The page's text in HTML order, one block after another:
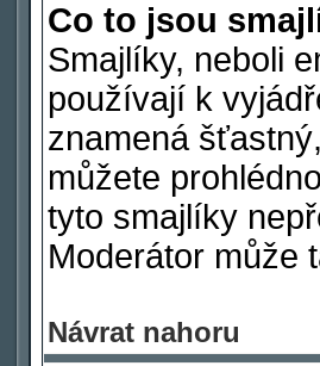
Co to jsou
Smajlíky, neboli
používají k
znamená
můžete
tyto smajlíky
Moderátor může
Návrat nahoru